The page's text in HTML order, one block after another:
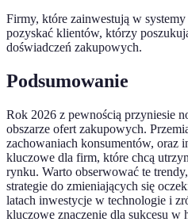
Firmy, które zainwestują w systemy
pozyskać klientów, którzy
doświadczeń zakupowych.
Podsumowanie
Rok 2026 z pewnością przyniesie
obszarze ofert zakupowych.
zachowaniach konsumentów, oraz
kluczowe dla firm, które chcą
rynku. Warto obserwować te
strategie do zmieniających się
latach inwestycje w technologie i
kluczowe znaczenie dla sukcesu w